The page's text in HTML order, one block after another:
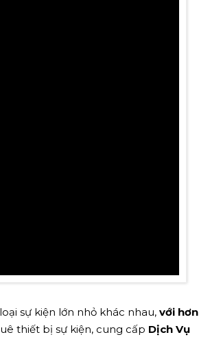
sự kiện lớn nhỏ khác nhau, với hơn
thiết bị sự kiện, cung cấp Dịch Vụ